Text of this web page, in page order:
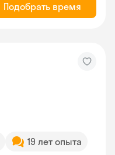
Подобрать время
19 лет опыта